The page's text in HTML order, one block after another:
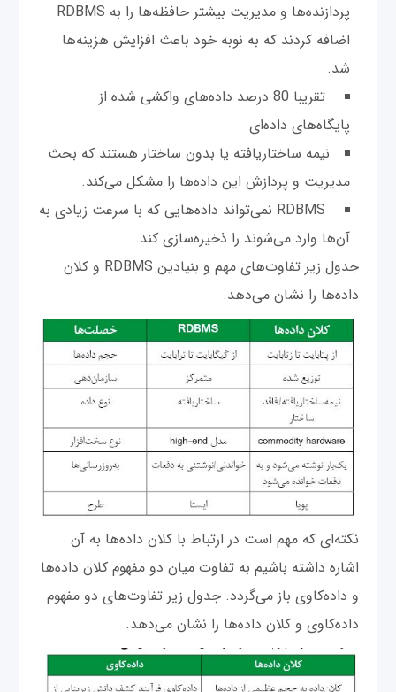
پردازنده‌ها و مدیریت بیشتر حافظه‌ها را به RDBMS
اضافه کردند که به نوبه خود باعث افزایش هزینه‌ها
شد.
تقریبا 80 درصد داده‌های واکشی شده از
پایگاه‌های داده‌ای
نیمه ساختاریافته یا بدون ساختار هستند که بحث
مدیریت و پردازش این داده‌ها را مشکل می‌کند.
RDBMS نمی‌تواند داده‌هایی که با سرعت زیادی به
آن‌ها وارد می‌شوند را ذخیره‌سازی کند.
جدول زیر تفاوت‌های مهم و بنیادین RDBMS و کلان
داده‌ها را نشان می‌دهد.
‌نکته‌ای که مهم است در ارتباط با کلان داده‌ها به آن
اشاره داشته باشیم به تفاوت میان دو مفهوم کلان داده‌ها
و داده‌کاوی باز می‌گردد. جدول زیر تفاوت‌های دو مفهوم
داده‌کاوی و کلان داده‌ها را نشان می‌دهد.